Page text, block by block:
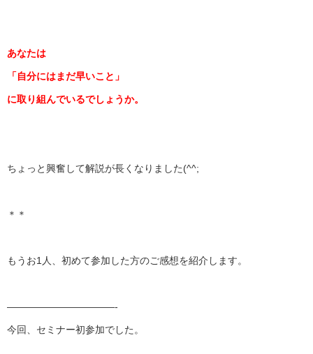
あなたは
「自分にはまだ早いこと」
に取り組んでいるでしょうか。
ちょっと興奮して解説が長くなりました(^^;
＊＊
もうお1人、初めて参加した方のご感想を紹介します。
———————————-
今回、セミナー初参加でした。